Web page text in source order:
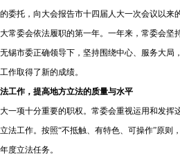
托，向大会报告市十四届人大一次会议以来
委会依法履职的第一年。一年来，常委会坚
锡市委正确领导下，坚持围绕中心、服务大
作取得了新的成绩。
工作，提高地方立法的质量与水平
项十分重要的职权。常委会重视运用和发挥
工作。按照“不抵触、有特色、可操作”原则
度立法任务。